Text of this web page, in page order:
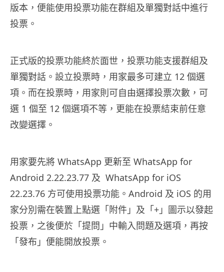
版本，便能使用投票功能在群組及單獨對話中進行
投票。
正式版的投票功能終於面世，投票功能支援群組及
單獨對話。設立投票時，用家最多可建立 12 個選
項。而在投票時，用家則可自由選擇投票次數，可
選 1 個至 12 個選項不等，更能在投票結束前任意
改變選擇。
用家要先將 WhatsApp 更新至 WhatsApp for
Android 2.22.23.77 及 WhatsApp for iOS
22.23.76 方可使用投票功能。Android 及 iOS 的用
家分別需在裝置上點選「附件」及「+」圖示以發起
投票，之後便於「提問」中輸入問題及選項，再按
「發布」便能開放投票。